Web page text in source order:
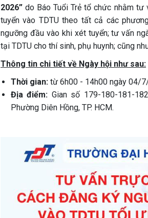
2026” do Báo Tuổi Trẻ tổ chức nhằm
tuyển vào TDTU theo tất cả các
ngưỡng đầu vào khi xét tuyển; tư vấn
tại TDTU cho thí sinh, phụ huynh; cũng
Thông tin chi tiết về Ngày hội như sau:
Thời gian: từ 6h00 - 14h00 ngày 04/
Địa điểm: Gian số 179-180-181-
Phường Diên Hồng, TP. HCM.